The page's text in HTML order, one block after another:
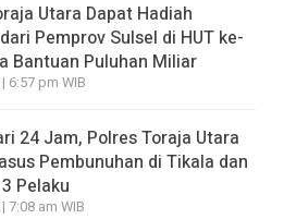
Utara Dapat Hadiah
Pemprov Sulsel di HUT ke-
Bantuan Puluhan Miliar
6:57 pm WIB
24 Jam, Polres Toraja Utara
Pembunuhan di Tikala dan
Pelaku
7:08 am WIB